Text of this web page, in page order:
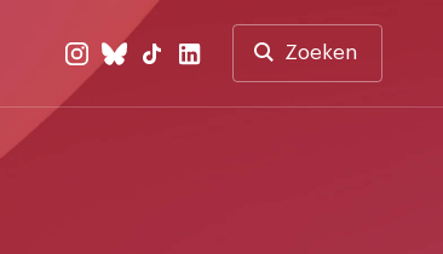
Zoeken